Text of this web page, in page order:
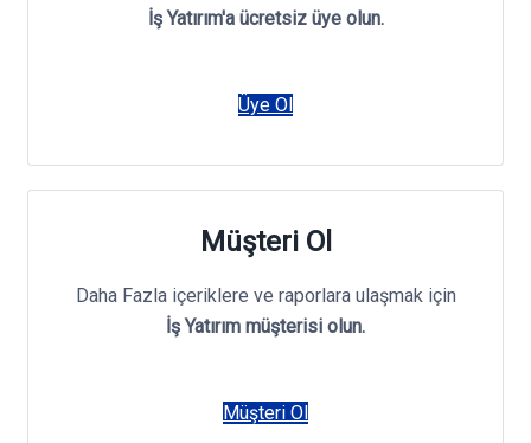
İş Yatırım'a ücretsiz üye olun.
Üye Ol
Müşteri Ol
Daha Fazla içeriklere ve raporlara ulaşmak için
İş Yatırım müşterisi olun.
Müşteri Ol